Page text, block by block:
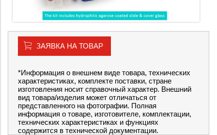
ЗАЯВКА НА ТОВАР
*Информация о внешнем виде товара, технических
характеристиках, комплекте поставки, стране
изготовления носит справочный характер. Внешний
вид товара/изделия может отличаться от
представленного на фотографии. Полная
информация о товаре, изготовителе, комплектации,
технических характеристиках и функциях
содержится в технической документации.